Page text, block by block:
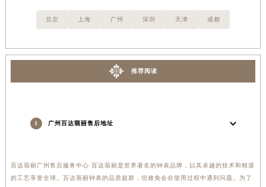
北京 上海 广州 深圳 天津 成都
推荐阅读
1 广州百达翡丽售后地址
百达翡丽广州售后服务中心 百达翡丽是世界著名的钟表品牌，以其卓越的技术和精湛
的工艺享誉全球。百达翡丽钟表的品质超群，但难免会在使用过程中遇到问题。为了